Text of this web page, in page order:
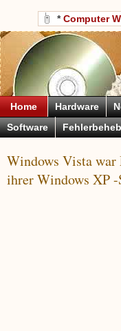
*Computer
Home Hardware
Software
Windows Vista
ihrer Windows XP